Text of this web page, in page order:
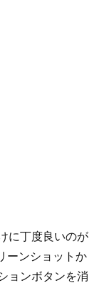
に丁度良いのが
ーンショットか
ョンボタンを消